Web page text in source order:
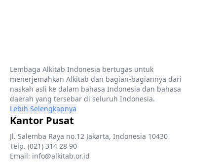
Lembaga Alkitab Indonesia bertugas untuk
menerjemahkan Alkitab dan bagian-bagiannya dari
naskah asli ke dalam bahasa Indonesia dan bahasa
daerah yang tersebar di seluruh Indonesia.
Lebih Selengkapnya
Kantor Pusat
Jl. Salemba Raya no.12 Jakarta, Indonesia 10430
Telp. (021) 314 28 90
Email: info@alkitab.or.id